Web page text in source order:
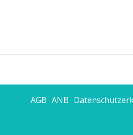
AGB ANB